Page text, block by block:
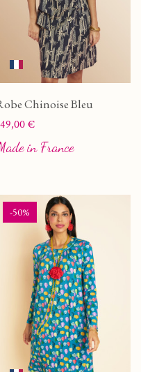
Chinoise Bleu
€
in France
-50%